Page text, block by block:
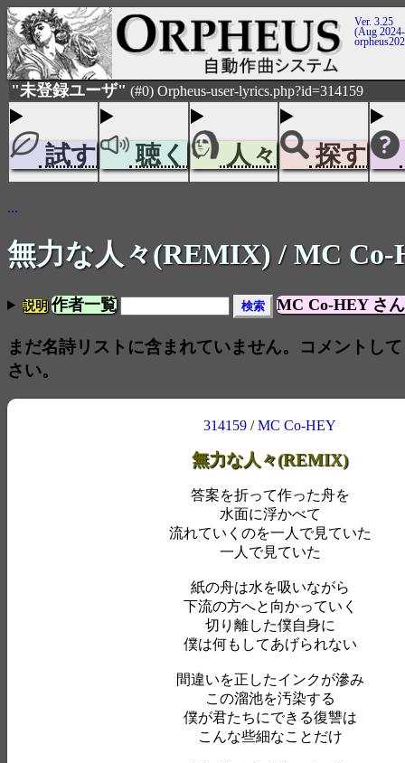
Ver. 3.25
(Aug
"未登録ユーザ" (#0) Orpheus-user-lyrics.php?id=314159
試す 聴く 人々 探す
...
無力な人々(REMIX) / MC Co-
説明 作者一覧 MC Co-HEY さ
まだ名詩リストに含まれていません。コメントし
さい。
314159 /MC Co-HEY
無力な人々(REMIX)
答案を折って作った舟を
水面に浮かべて
流れていくのを一人で見ていた
一人で見ていた
紙の舟は水を吸いながら
下流の方へと向かっていく
切り離した僕自身に
僕は何もしてあげられない
間違いを正したインクが滲み
この溜池を汚染する
僕が君たちにできる復讐は
こんな些細なことだけ